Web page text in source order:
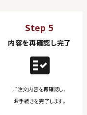
Step 5
内容を再確認し完了
fact_check
ご注文内容を再確認し、
お手続きを完了します。